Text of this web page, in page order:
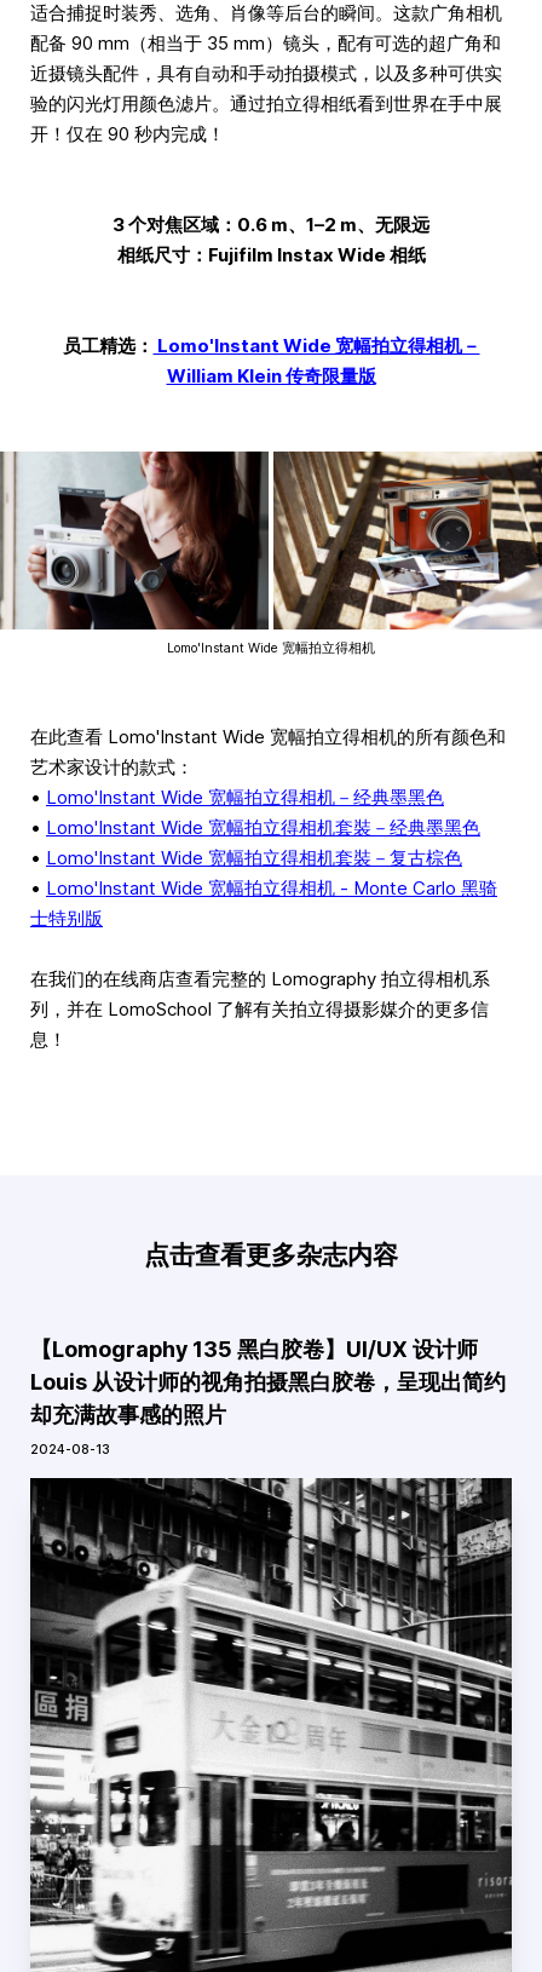
适合捕捉时装秀、选角、肖像等后台的瞬间。这款广角相机
配备 90 mm（相当于 35 mm）镜头，配有可选的超广角和
近摄镜头配件，具有自动和手动拍摄模式，以及多种可供实
验的闪光灯用颜色滤片。通过拍立得相纸看到世界在手中展
开！仅在 90 秒内完成！
3 个对焦区域：0.6 m、1–2 m、无限远
相纸尺寸：Fujifilm Instax Wide 相纸
员工精选： Lomo'Instant Wide 宽幅拍立得相机－
William Klein 传奇限量版
Lomo'Instant Wide 宽幅拍立得相机
在此查看 Lomo'Instant Wide 宽幅拍立得相机的所有颜色和
艺术家设计的款式：
• Lomo'Instant Wide 宽幅拍立得相机－经典墨黑色
• Lomo'Instant Wide 宽幅拍立得相机套裝－经典墨黑色
• Lomo'Instant Wide 宽幅拍立得相机套裝－复古棕色
• Lomo'Instant Wide 宽幅拍立得相机 - Monte Carlo 黑骑
士特别版
在我们的在线商店查看完整的 Lomography 拍立得相机系
列，并在 LomoSchool 了解有关拍立得摄影媒介的更多信
息！
点击查看更多杂志内容
【Lomography 135 黑白胶卷】UI/UX 设计师
Louis 从设计师的视角拍摄黑白胶卷，呈现出简约
却充满故事感的照片
2024-08-13